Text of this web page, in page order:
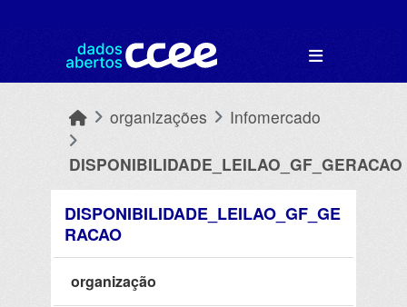
organizações Infomercado
DISPONIBILIDADE_LEILAO_GF_GERACAO
DISPONIBILIDADE_LEILAO_GF_GE
RACAO
organização